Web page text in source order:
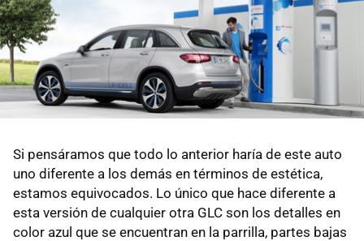
Si pensáramos que todo lo anterior haría de este auto
uno diferente a los demás en términos de estética,
estamos equivocados. Lo único que hace diferente a
esta versión de cualquier otra GLC son los detalles en
color azul que se encuentran en la parrilla, partes bajas